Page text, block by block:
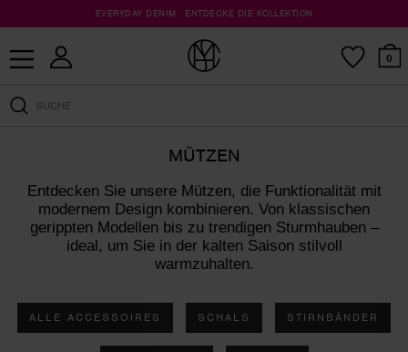
KOSTENLOSER VERSAND AB 100 €
EVERYDAY DENIM · ENTDECKE DIE KOLLEKTION
SHOP FINAL SALE · HIER KLICKEN
0
MÜTZEN
Entdecken Sie unsere Mützen, die Funktionalität mit
modernem Design kombinieren. Von klassischen
gerippten Modellen bis zu trendigen Sturmhauben –
ideal, um Sie in der kalten Saison stilvoll
warmzuhalten.
ALLE ACCESSOIRES SCHALS STIRNBÄNDER